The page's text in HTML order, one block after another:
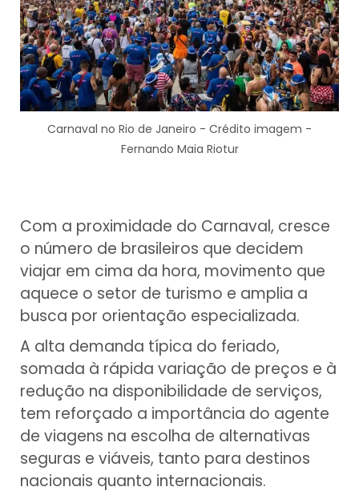
Carnaval no Rio de Janeiro - Crédito imagem -
Fernando Maia Riotur
Com a proximidade do Carnaval, cresce
o número de brasileiros que decidem
viajar em cima da hora, movimento que
aquece o setor de turismo e amplia a
busca por orientação especializada.
A alta demanda típica do feriado,
somada à rápida variação de preços e à
redução na disponibilidade de serviços,
tem reforçado a importância do agente
de viagens na escolha de alternativas
seguras e viáveis, tanto para destinos
nacionais quanto internacionais.